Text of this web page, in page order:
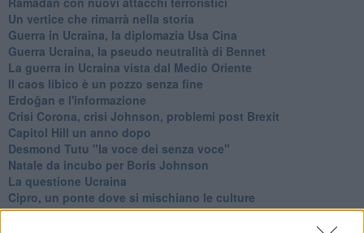
Un vertice che rimarrà nella storia
Guerra in Ucraina, la diplomazia Usa Cina
Guerra Ucraina, la pseudo neutralità di Bennet
La guerra in Ucraina vista dal Medio Oriente
​Il caos libico è un pozzo senza fine
Erdoğan e l'informazione
Crisi Corona, crisi Johnson, problemi post Brexit
Capitol Hill un anno dopo
Desmond Tutu "la voce dei senza voce"
Natale da incubo per Boris Johnson
La questione Ucraina
Cipro, un ponte dove si mischiano le culture
Una vigilia di Natale per un nuovo Rais